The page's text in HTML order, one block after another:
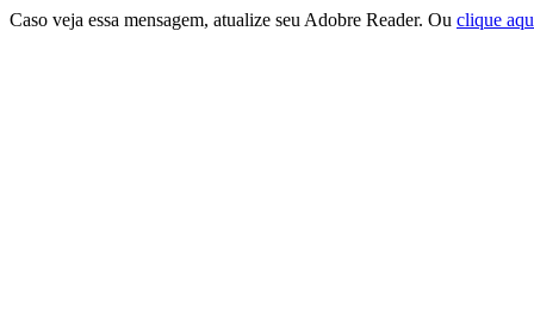
Caso veja essa mensagem, atualize seu Adobre Reader. Ou clique